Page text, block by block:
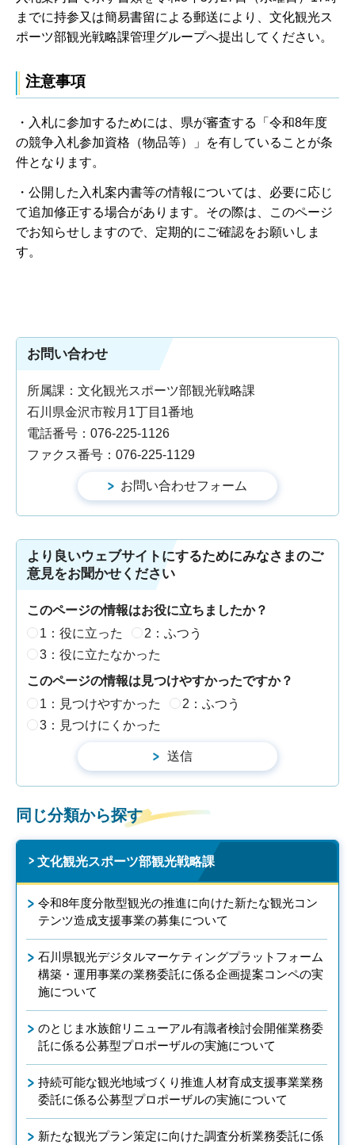
までに持参又は簡易書留による郵送により、文化観光ス
ポーツ部観光戦略課管理グループへ提出してください。
注意事項
・入札に参加するためには、県が審査する「令和8年度
の競争入札参加資格（物品等）」を有していることが条
件となります。
・公開した入札案内書等の情報については、必要に応じ
て追加修正する場合があります。その際は、このページ
でお知らせしますので、定期的にご確認をお願いしま
す。
お問い合わせ
所属課：文化観光スポーツ部観光戦略課
石川県金沢市鞍月1丁目1番地
電話番号：076-225-1126
ファクス番号：076-225-1129
より良いウェブサイトにするためにみなさまのご
意見をお聞かせください
このページの情報はお役に立ちましたか？
1：役に立った
2：ふつう
3：役に立たなかった
このページの情報は見つけやすかったですか？
1：見つけやすかった
2：ふつう
3：見つけにくかった
同じ分類から探す
文化観光スポーツ部観光戦略課
令和8年度分散型観光の推進に向けた新たな観光コン
テンツ造成支援事業の募集について
石川県観光デジタルマーケティングプラットフォーム
構築・運用事業の業務委託に係る企画提案コンペの実
施について
のとじま水族館リニューアル有識者検討会開催業務委
託に係る公募型プロポーザルの実施について
持続可能な観光地域づくり推進人材育成支援事業業務
委託に係る公募型プロポーザルの実施について
新たな観光プラン策定に向けた調査分析業務委託に係